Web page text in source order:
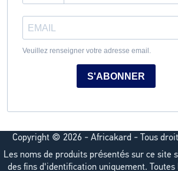
Veuillez renseigner votre adresse email.
S'ABONNER
Copyright © 2026 - Africakard - Tous
Les noms de produits présentés sur ce site
des fins d'identification uniquement.